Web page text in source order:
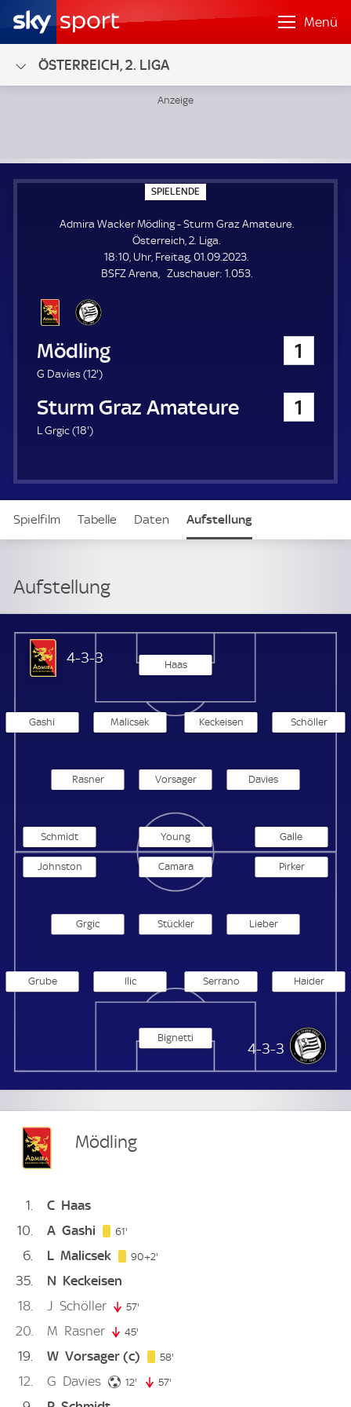
Menü
ÖSTERREICH, 2. LIGA
SPIELENDE
P
E
L
E
N
E
Admira Wacker Mödling - Sturm Graz Amateure.
Österreich, 2. Liga.
18:10, Uhr, Freitag, 01.09.2023.
BSFZ Arena
Zuschauer: Z
r
1.053.
Admira Wacker Mödling 1
G Davies (12'1
.
t
e
)
Sturm Graz Amateure 1
L Grgic (18'1
u
t
)
Spielfilm Tabelle Daten Aufstellung
Aufstellung
Admira Wacker Mödling
4-3-3 Haas
Gashi Malicsek Keckeisen Schöller
Rasner Vorsager Davies
Schmidt Young Galle
Sturm Graz Amateure
4-3-3
Bignetti
Haider
Serrano
Ilic
Grube
Lieber
Stückler
Grgic
Pirker
Camara
Johnston
Mödling
1 C Haas
10
A Gashi 61'
6 L Malicsek 90+2'
35 N Keckeisen
18
J Schöller 57'
20 M Rasner 45'
19 W Vorsager (c) 58'
12 G Davies 12' 12. minute
57'